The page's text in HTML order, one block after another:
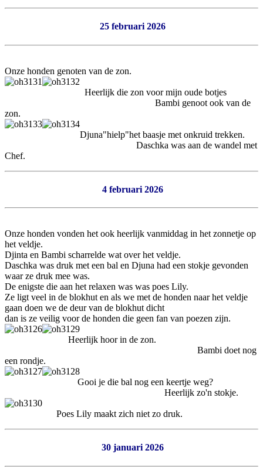
25 februari 2026
Onze honden genoten van de zon.
Heerlijk die zon voor mijn oude botjes
Bambi genoot ook van de
zon.
Djuna"hielp"het baasje met onkruid trekken.
Daschka was aan de wandel met
Chef.
4 februari 2026
Onze honden vonden het ook heerlijk vanmiddag in het zonnetje op
het veldje.
Djinta en Bambi scharrelde wat over het veldje.
Daschka was druk met een bal en Djuna had een stokje gevonden
waar ze druk mee was.
De enigste die aan het relaxen was was poes Lily.
Ze ligt veel in de blokhut en als we met de honden naar het veldje
gaan doen we de deur van de blokhut dicht
dan is ze veilig voor de honden die geen fan van poezen zijn.
Heerlijk hoor in de zon.
Bambi doet nog
een rondje.
Gooi je die bal nog een keertje weg?
Heerlijk zo'n stokje.
Poes Lily maakt zich niet zo druk.
30 januari 2026